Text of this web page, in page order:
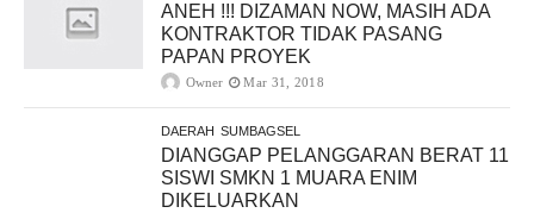
ANEH !!! DIZAMAN NOW, MASIH ADA
KONTRAKTOR TIDAK PASANG
PAPAN PROYEK
Owner Mar 31, 2018
DAERAH SUMBAGSEL
DIANGGAP PELANGGARAN BERAT 11
SISWI SMKN 1 MUARA ENIM
DIKELUARKAN